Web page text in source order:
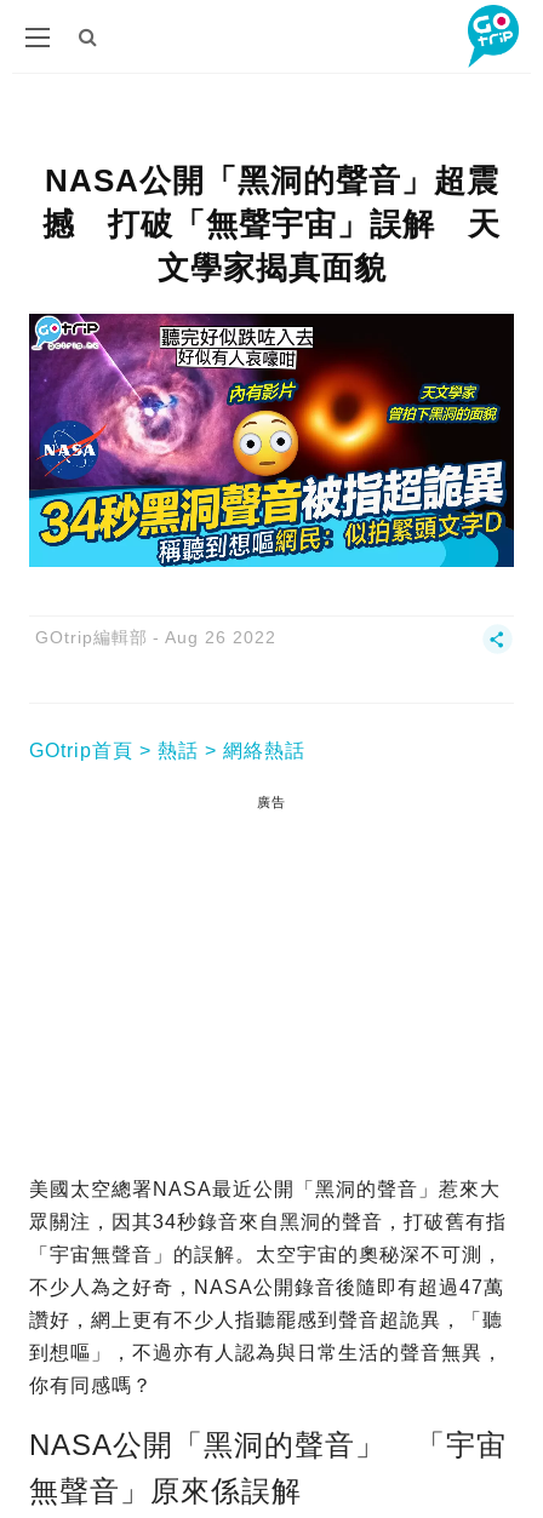
NASA公開「黑洞的聲音」超震
撼 打破「無聲宇宙」誤解 天
文學家揭真面貌
GOtrip編輯部 Aug 26 2022
GOtrip首頁 熱話 網絡熱話
廣告
美國太空總署NASA最近公開「黑洞的聲音」惹來大
眾關注，因其34秒錄音來自黑洞的聲音，打破舊有指
「宇宙無聲音」的誤解。太空宇宙的奧秘深不可測，
不少人為之好奇，NASA公開錄音後隨即有超過47萬
讚好，網上更有不少人指聽罷感到聲音超詭異，「聽
到想嘔」，不過亦有人認為與日常生活的聲音無異，
你有同感嗎？
NASA公開「黑洞的聲音」 「宇宙
無聲音」原來係誤解